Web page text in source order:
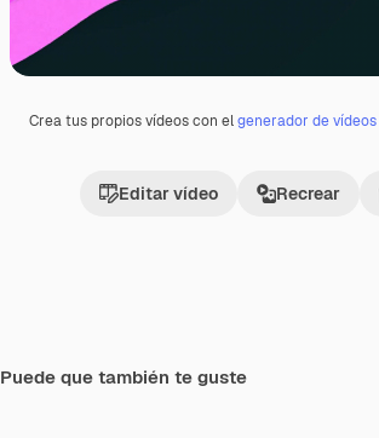
Crea tus propios vídeos con elgenerador de vídeos
Editar vídeo Recrear
Puede que también te guste